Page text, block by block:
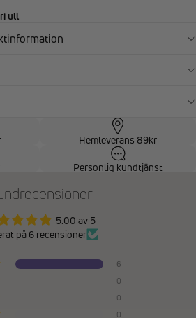
ull
Hemleverans 89kr
Personlig kundtjänst
5.00 av 5
på 6 recensioner
6
0
0
0